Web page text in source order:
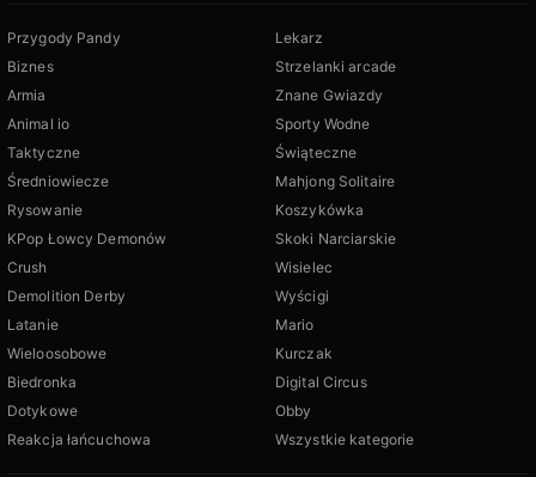
Przygody Pandy
Biznes
Armia
Animal io
Taktyczne
Średniowiecze
Rysowanie
KPop Łowcy Demonów
Crush
Demolition Derby
Latanie
Wieloosobowe
Biedronka
Dotykowe
Reakcja łańcuchowa
Lekarz
Strzelanki arcade
Znane Gwiazdy
Sporty Wodne
Świąteczne
Mahjong Solitaire
Koszykówka
Skoki Narciarskie
Wisielec
Wyścigi
Mario
Kurczak
Digital Circus
Obby
Wszystkie kategorie